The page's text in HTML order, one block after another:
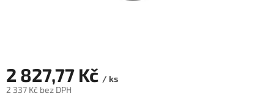
2 827,77 Kč / ks
2 337 Kč bez DPH